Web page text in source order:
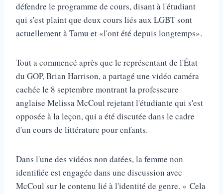
défendre le programme de cours, disant à l'étudiant
qui s'est plaint que deux cours liés aux LGBT sont
actuellement à Tamu et «l'ont été depuis longtemps».
Tout a commencé après que le représentant de l'État
du GOP, Brian Harrison, a partagé une vidéo caméra
cachée le 8 septembre montrant la professeure
anglaise Melissa McCoul rejetant l'étudiante qui s'est
opposée à la leçon, qui a été discutée dans le cadre
d'un cours de littérature pour enfants.
Dans l'une des vidéos non datées, la femme non
identifiée est engagée dans une discussion avec
McCoul sur le contenu lié à l'identité de genre. « Cela